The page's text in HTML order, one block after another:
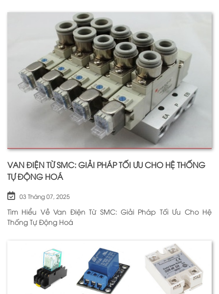
VAN ĐIỆN TỪ SMC: GIẢI PHÁP TỐI ƯU CHO HỆ THỐNG
TỰ ĐỘNG HOÁ
03 Tháng 07, 2025
Tìm Hiểu Về Van Điện Từ SMC: Giải Pháp Tối Ưu Cho Hệ
Thống Tự Động Hoá